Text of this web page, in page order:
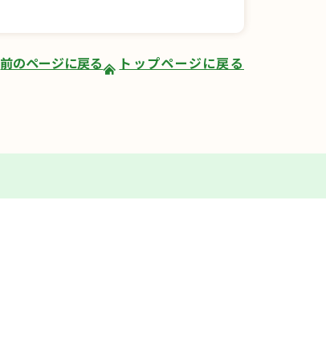
前のページに戻る トップページに戻る